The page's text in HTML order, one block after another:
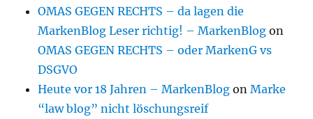
OMAS GEGEN RECHTS – da lagen die
MarkenBlog Leser richtig! – MarkenBlog on
OMAS GEGEN RECHTS – oder MarkenG vs
DSGVO
Heute vor 18 Jahren – MarkenBlog onMarke
“law blog” nicht löschungsreif